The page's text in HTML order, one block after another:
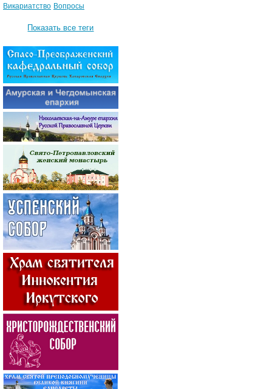
Викариатство Вопросы
Показать все теги